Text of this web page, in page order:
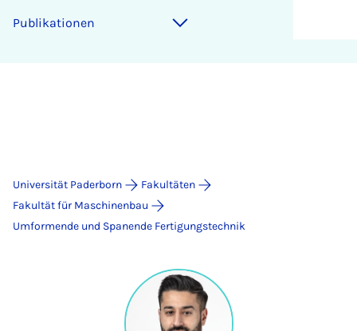
Publikationen
Universität Paderborn
Fakultäten
Fakultät für Maschinenbau
Umformende und Spanende Fertigungstechnik